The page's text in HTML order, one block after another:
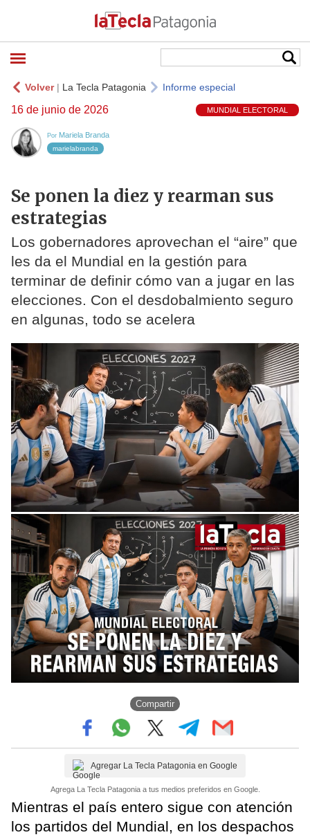
Volver| La Tecla Patagonia Informe especial
16 de junio de 2026 MUNDIAL ELECTORAL
Por Mariela Branda
marielabranda
Se ponen la diez y rearman sus
estrategias
Los gobernadores aprovechan el “aire” que
les da el Mundial en la gestión para
terminar de definir cómo van a jugar en las
elecciones. Con el desdobalmiento seguro
en algunas, todo se acelera
Compartir
Agregar La Tecla Patagonia en Google
Agrega La Tecla Patagonia a tus medios preferidos en Google.
Mientras el país entero sigue con atención
los partidos del Mundial, en los despachos